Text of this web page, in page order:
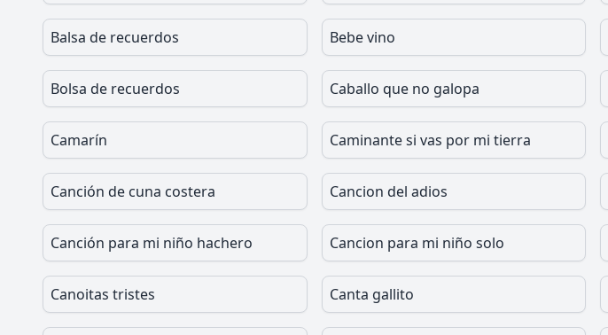
Balsa de recuerdos Bebe vino
Bolsa de recuerdos Caballo que no galopa
Camarín Caminante si vas por mi tierra
Canción de cuna costera Cancion del adios
Canción para mi niño hachero Cancion para mi niño solo
Canoitas tristes Canta gallito